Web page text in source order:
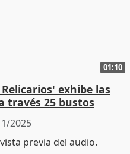
01:10
exhibe las
través 25 bustos
2025